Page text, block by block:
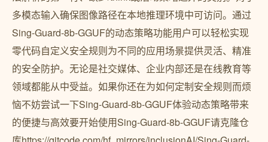
多模态输入确保图像路径在本地推理环境中可访问。通过
Sing-Guard-8b-GGUF的动态策略功能用户可以轻松实现
零代码自定义安全规则为不同的应用场景提供灵活、精准
的安全防护。无论是社交媒体、企业内部还是在线教育等
领域都能从中受益。如果你还在为如何定制安全规则而烦
恼不妨尝试一下Sing-Guard-8b-GGUF体验动态策略带来
的便捷与高效要开始使用Sing-Guard-8b-GGUF请克隆仓